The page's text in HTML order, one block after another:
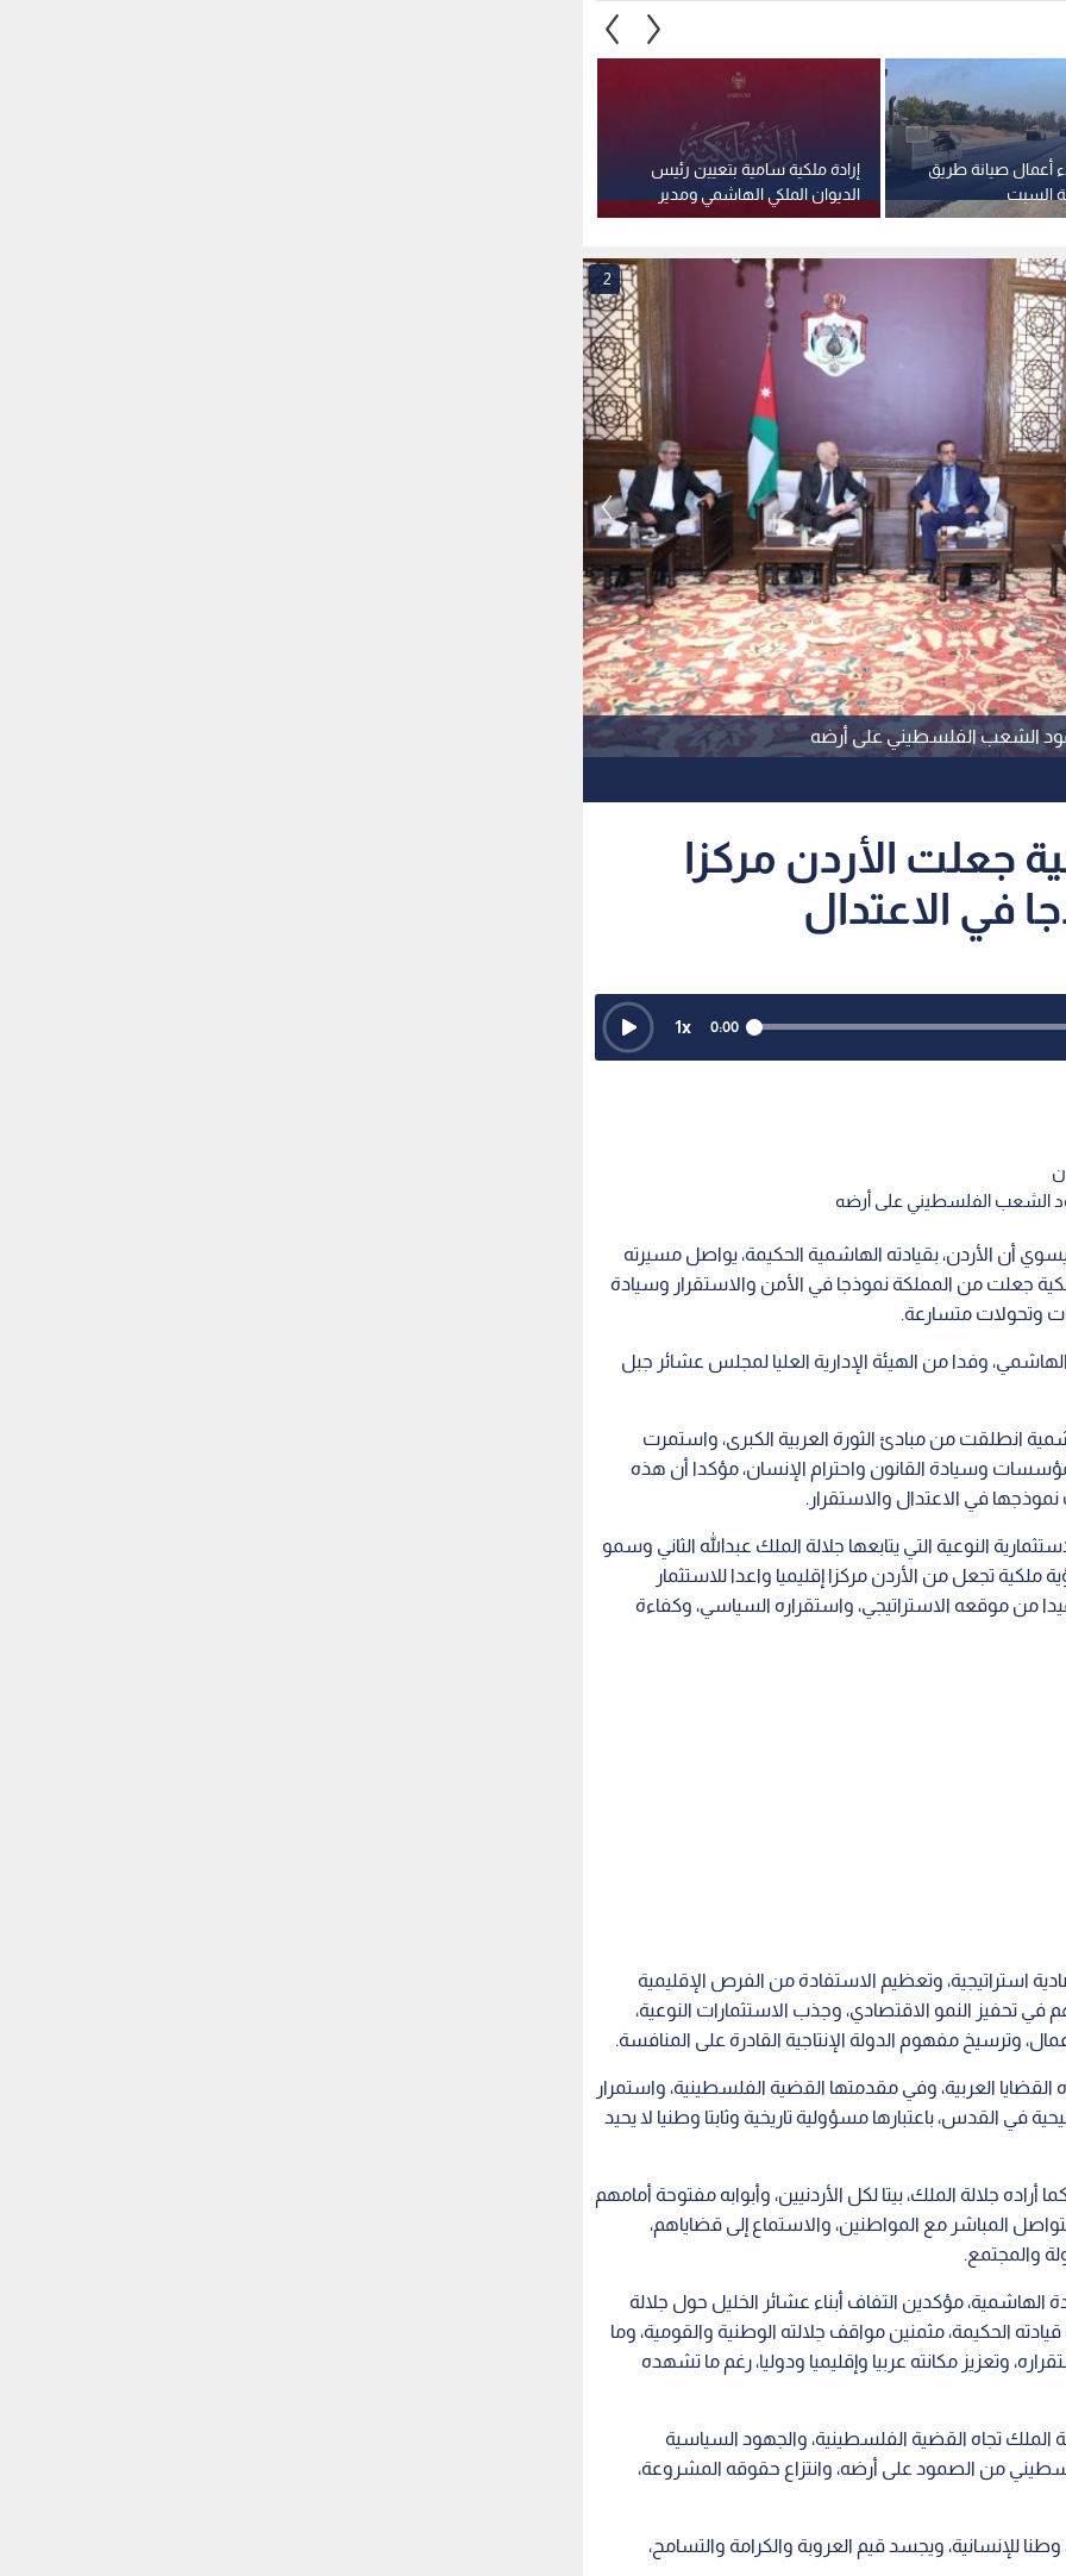
إرادة ملكية سامية بتعيين رئيس
الديوان الملكي الهاشمي ومدير
مكتب جلالة الملك عضوين في
أعمال صيانة طريق
السبت
صمود الشعب الفلسطيني على أرضه
2
جعلت الأردن مركزا
في الاعتدال
0:00
1x
الشعب الفلسطيني على أرضه
أن الأردن، بقيادته الهاشمية الحكيمة، يواصل مسيرته
جعلت من المملكة نموذجا في الأمن والاستقرار وسيادة
وتحولات متسارعة.
وفدا من الهيئة الإدارية العليا لمجلس عشائر جبل
انطلقت من مبادئ الثورة العربية الكبرى، واستمرت
وسيادة القانون واحترام الإنسان، مؤكدا أن هذه
في الاعتدال والاستقرار.
النوعية التي يتابعها جلالة الملك عبدالله الثاني وسمو
ملكية تجعل من الأردن مركزا إقليميا واعدا للاستثمار
من موقعه الاستراتيجي، واستقراره السياسي، وكفاءة
استراتيجية، وتعظيم الاستفادة من الفرص الإقليمية
في تحفيز النمو الاقتصادي، وجذب الاستثمارات النوعية،
وترسيخ مفهوم الدولة الإنتاجية القادرة على المنافسة.
القضايا العربية، وفي مقدمتها القضية الفلسطينية، واستمرار
في القدس، باعتبارها مسؤولية تاريخية وثابتا وطنيا لا يحيد
جلالة الملك، بيتا لكل الأردنيين، وأبوابه مفتوحة أمامهم
المباشر مع المواطنين، والاستماع إلى قضاياهم،
والمجتمع.
الهاشمية، مؤكدين التفاف أبناء عشائر الخليل حول جلالة
الحكيمة، مثمنين مواقف جلالته الوطنية والقومية، وما
وتعزيز مكانته عربيا وإقليميا ودوليا، رغم ما تشهده
الملك تجاه القضية الفلسطينية، والجهود السياسية
من الصمود على أرضه، وانتزاع حقوقه المشروعة،
للإنسانية، ويجسد قيم العروبة والكرامة والتسامح،